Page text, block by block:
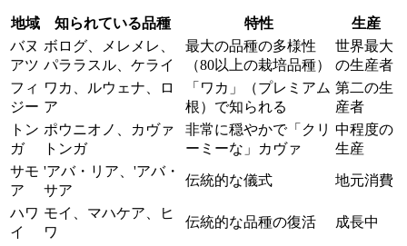
地域 知られている品種 特性
生産
バヌ
アツ
ボログ、メレメレ、
パララスル、ケライ
最大の品種の多様性
（80以上の栽培品種）
世界最大
の生産者
フィ
ジー
ワカ、ルウェナ、ロ
ア
「ワカ」（プレミアム
根）で知られる
第二の生
産者
トン
ガ
ポウニオノ、カヴァ
トンガ
非常に穏やかで「クリ
ーミーな」カヴァ
中程度の
生産
サモ
ア
'アバ・リア、'アバ・
サア
伝統的な儀式 地元消費
ハワ
イ
モイ、マハケア、ヒ
ワ
伝統的な品種の復活 成長中